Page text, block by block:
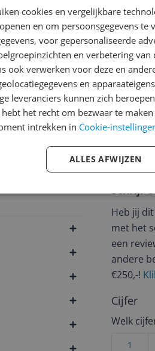
26-05-
Werken
Geluid
Zitten
Schrijf
Heb jij
met het
een
andere
€250,-!
Cijfer
Welk
1
cookies en vergelijkbare
en om persoonsgegevens te
voor gepersonaliseerde
en verbetering van
ook verwerken voor deze en
en
leveranciers kunnen zich
het recht om bezwaar te
intrekken in Cookie-
ALLES AFWIJZEN